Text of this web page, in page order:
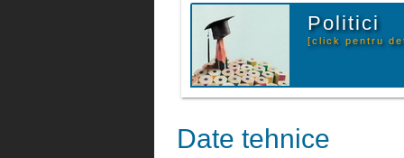
Politici
[click pentru
Date tehnice